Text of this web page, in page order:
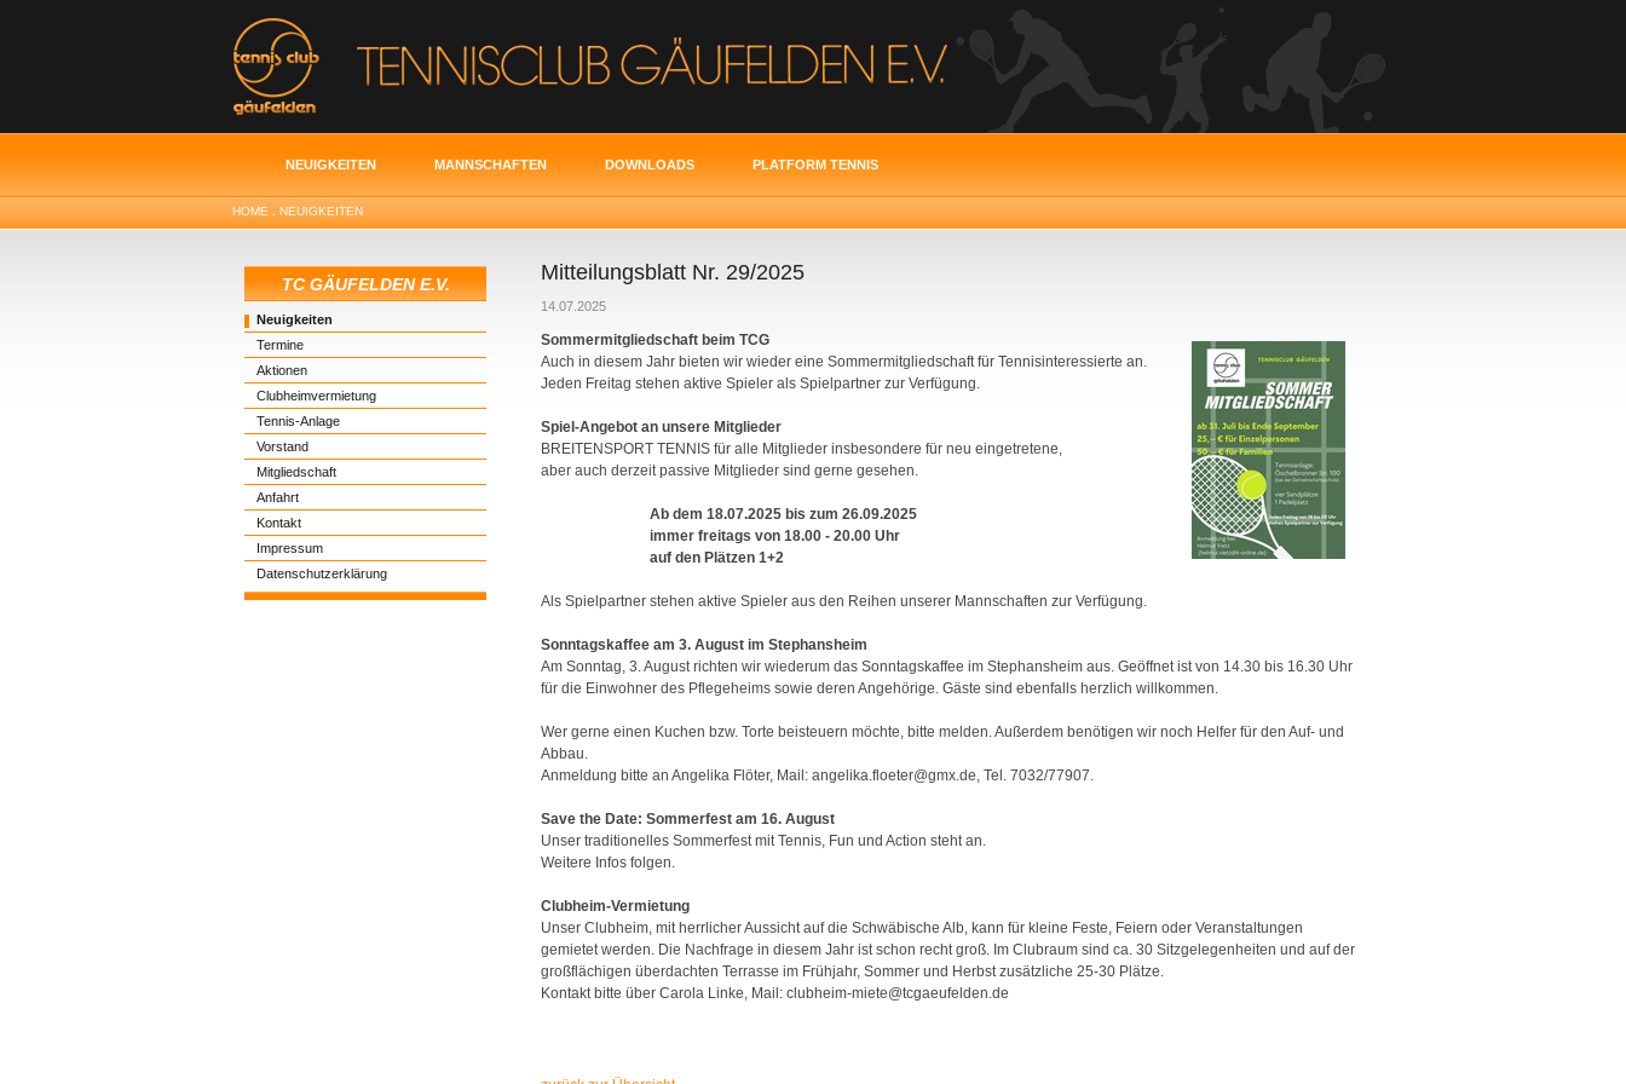
NEUIGKEITEN MANNSCHAFTEN DOWNLOADS PLATFORM TENNIS
HOME NEUIGKEITEN
TC GÄUFELDEN E.V.
Neuigkeiten
Termine
Aktionen
Clubheimvermietung
Tennis-Anlage
Vorstand
Mitgliedschaft
Anfahrt
Kontakt
Impressum
Datenschutzerklärung
Mitteilungsblatt Nr. 29/2025
14.07.2025
Sommermitgliedschaft beim TCG
Auch in diesem Jahr bieten wir wieder eine Sommermitgliedschaft für Tennisinteressierte an.
Jeden Freitag stehen aktive Spieler als Spielpartner zur Verfügung.
Spiel-Angebot an unsere Mitglieder
BREITENSPORT TENNIS für alle Mitglieder insbesondere für neu eingetretene,
aber auch derzeit passive Mitglieder sind gerne gesehen.
Ab dem 18.07.2025 bis zum 26.09.2025
immer freitags von 18.00 - 20.00 Uhr
auf den Plätzen 1+2
Als Spielpartner stehen aktive Spieler aus den Reihen unserer Mannschaften zur Verfügung.
Sonntagskaffee am 3. August im Stephansheim
Am Sonntag, 3. August richten wir wiederum das Sonntagskaffee im Stephansheim aus. Geöffnet ist von 14.30 bis 16.30 Uhr
für die Einwohner des Pflegeheims sowie deren Angehörige. Gäste sind ebenfalls herzlich willkommen.
Wer gerne einen Kuchen bzw. Torte beisteuern möchte, bitte melden. Außerdem benötigen wir noch Helfer für den Auf- und
Abbau.
Anmeldung bitte an Angelika Flöter, Mail: angelika.floeter@gmx.de, Tel. 7032/77907.
Save the Date: Sommerfest am 16. August
Unser traditionelles Sommerfest mit Tennis, Fun und Action steht an.
Weitere Infos folgen.
Clubheim-Vermietung
Unser Clubheim, mit herrlicher Aussicht auf die Schwäbische Alb, kann für kleine Feste, Feiern oder Veranstaltungen
gemietet werden. Die Nachfrage in diesem Jahr ist schon recht groß. Im Clubraum sind ca. 30 Sitzgelegenheiten und auf der
großflächigen überdachten Terrasse im Frühjahr, Sommer und Herbst zusätzliche 25-30 Plätze.
Kontakt bitte über Carola Linke, Mail: clubheim-miete@tcgaeufelden.de